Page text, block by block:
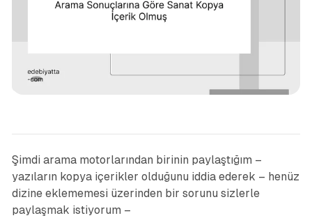
Eleştiri
Şimdi arama motorlarından birinin paylaştığım –
yazıların kopya içerikler olduğunu iddia ederek – henüz
dizine eklememesi üzerinden bir sorunu sizlerle
paylaşmak istiyorum –